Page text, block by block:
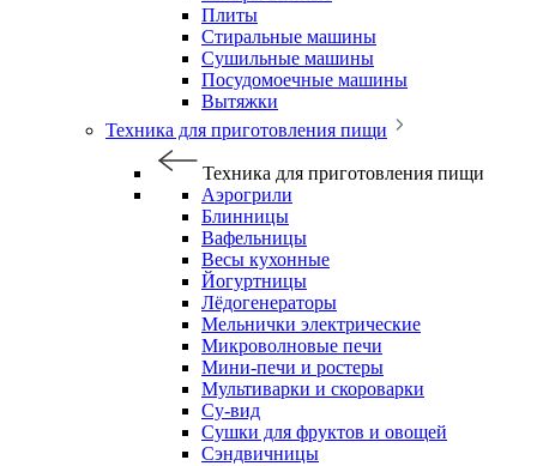
Плиты
Стиральные машины
Сушильные машины
Посудомоечные машины
Вытяжки
Техника для приготовления пищи
Техника для приготовления пищи
Аэрогрили
Блинницы
Вафельницы
Весы кухонные
Йогуртницы
Лёдогенераторы
Мельнички электрические
Микроволновые печи
Мини-печи и ростеры
Мультиварки и скороварки
Су-вид
Сушки для фруктов и овощей
Сэндвичницы